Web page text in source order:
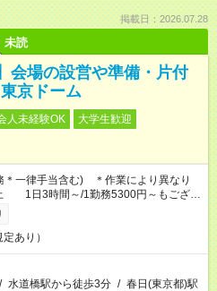
掲載日：2026.07.28
未読
会場の設営や準備・片付
京ドーム
人未経験OK
大学生歓迎
＊一律手当含む) ＊作業により異なり
1日3時間～/1勤務5300円～もござい
あり）
/ 水道橋駅から徒歩3分 / 春日(東京都)駅